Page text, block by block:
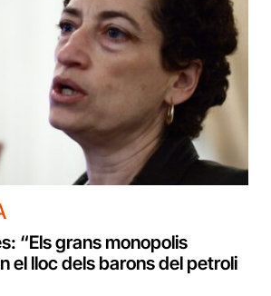
“Els grans monopolis
el lloc dels barons del petroli